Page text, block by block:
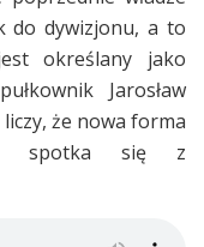
do dywizjonu, a to
określany jako
Jarosław
że nowa forma
spotka się z